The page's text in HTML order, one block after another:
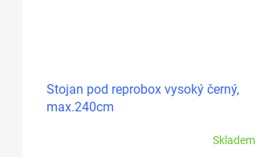
Stojan pod reprobox vysoký černý,
max.240cm
Skladem